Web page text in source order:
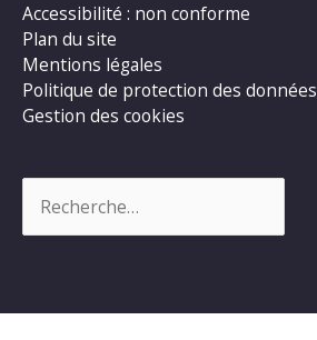
Accessibilité : non conforme
Plan du site
Mentions légales
Politique de protection des données
Gestion des cookies